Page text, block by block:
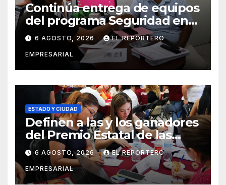
Continúa entrega de equipos
del programa Seguridad en
el Mar
6 AGOSTO, 2026 EL REPORTERO
EMPRESARIAL
ESTADO Y CIUDAD
Definen a las y los ganadores
del Premio Estatal de las
Juventudes 2026
6 AGOSTO, 2026 EL REPORTERO
EMPRESARIAL